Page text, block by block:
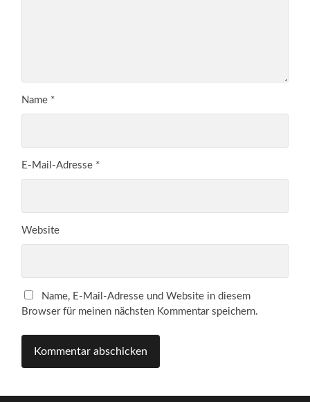
Name *
E-Mail-Adresse *
Website
Name, E-Mail-Adresse und Website in diesem
Browser für meinen nächsten Kommentar speichern.